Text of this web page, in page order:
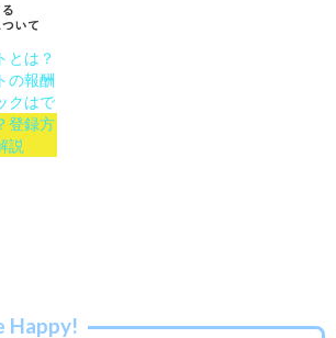
とは？
の報酬
クはで
登録方
説
Happy!